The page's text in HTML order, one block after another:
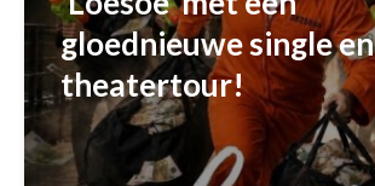
gloednieuwe single en
theatertour!